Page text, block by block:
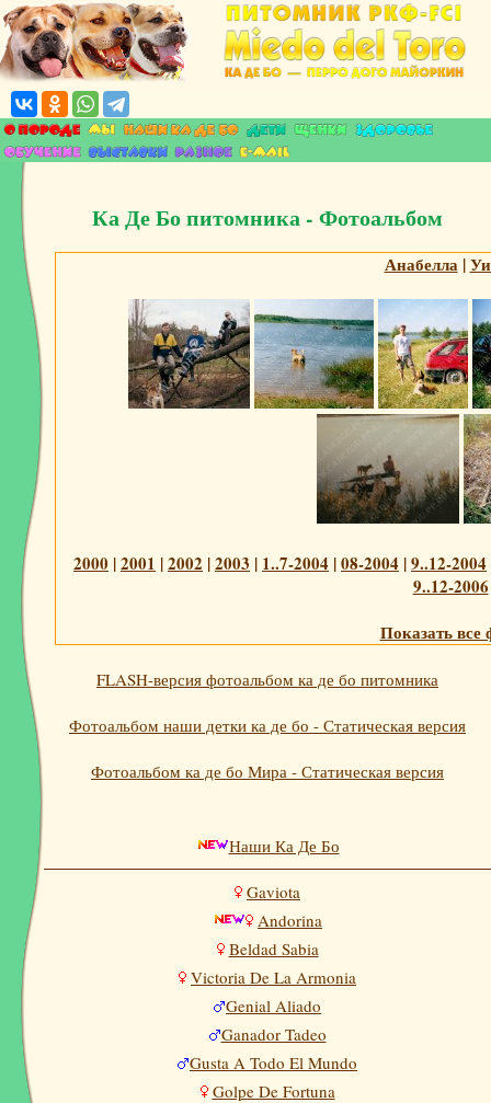
Ка Де Бо питомника - Фотоальбом
Анабелла|
2000 |2001 |2002 |2003 | 1..7-2004 |08-2004 |9..12-2004
9..12-2006
Показать все
FLASH-версия фотоальбом ка де бо питомника
Фотоальбом наши детки ка де бо - Статическая версия
Фотоальбом ка де бо Мира - Статическая версия
Наши Ка Де Бо
Gaviota
Andorina
Beldad Sabia
Victoria De La Armonia
Genial Aliado
Ganador Tadeo
Gusta A Todo El Mundo
Golpe De Fortuna